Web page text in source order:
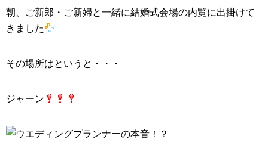
朝、ご新郎・ご新婦と一緒に結婚式会場の内覧に出掛けて
きました
その場所はというと・・・
ジャーン